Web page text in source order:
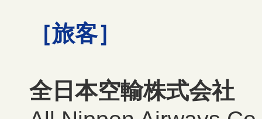
［旅客］
全日本空輸株式会社